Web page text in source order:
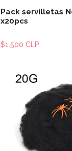
Pack servilletas
x20pcs
$1.500 CLP